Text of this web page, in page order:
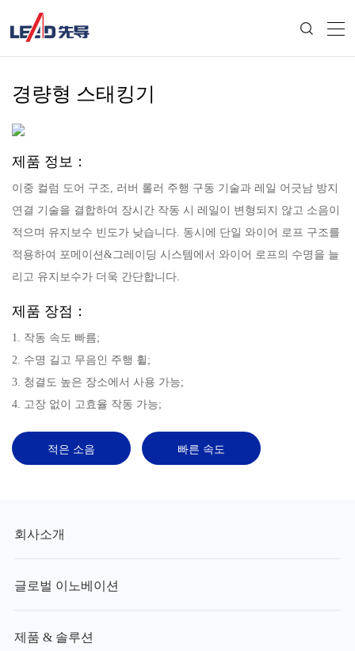
경량형 스태킹기
제품 정보：
이중 컬럼 도어 구조, 러버 롤러 주행 구동 기술과 레일 어긋남 방지
연결 기술을 결합하여 장시간 작동 시 레일이 변형되지 않고 소음이
적으며 유지보수 빈도가 낮습니다. 동시에 단일 와이어 로프 구조를
적용하여 포메이션&그레이딩 시스템에서 와이어 로프의 수명을 늘
리고 유지보수가 더욱 간단합니다.
제품 장점：
1. 작동 속도 빠름;
2. 수명 길고 무음인 주행 휠;
3. 청결도 높은 장소에서 사용 가능;
4. 고장 없이 고효율 작동 가능;
적은 소음 빠른 속도
회사소개
글로벌 이노베이션
제품 & 솔루션